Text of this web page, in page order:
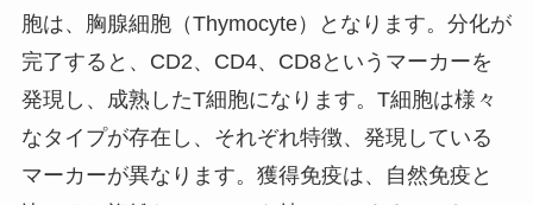
胞は、胸腺細胞（Thymocyte）となります。分化が
完了すると、CD2、CD4、CD8というマーカーを
発現し、成熟したT細胞になります。T細胞は様々
なタイプが存在し、それぞれ特徴、発現している
マーカーが異なります。獲得免疫は、自然免疫と